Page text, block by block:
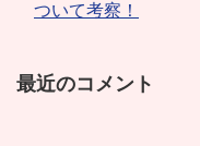
ついて考察！
最近のコメント